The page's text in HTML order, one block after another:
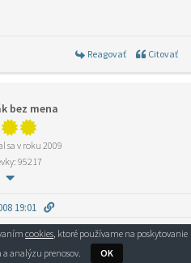
Reagovať Citovať
bez mena
sa v roku 2009
95217
19:01
uk s 11rocnou dcerou,som tiez
cookies, ktoré používame na poskytovanie
analýzu prenosov.
OK